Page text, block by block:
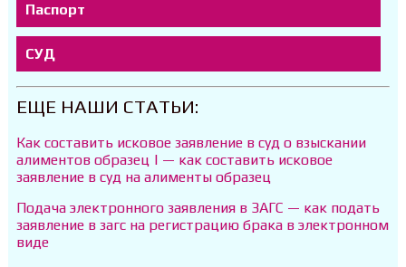
Паспорт
СУД
ЕЩЕ НАШИ СТАТЬИ:
Как составить исковое заявление в суд о взыскании
алиментов образец | — как составить исковое
заявление в суд на алименты образец
Подача электронного заявления в ЗАГС — как подать
заявление в загс на регистрацию брака в электронном
виде